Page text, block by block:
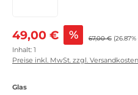
Verkaufspreis:
49,00 € % Regulärer Preis:
67,00 €
Inhalt: 1
Preise inkl. MwSt. zzgl. Versandkosten
Glasauswählen